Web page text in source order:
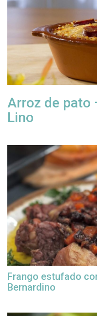
Arroz de pato
Lino
Frango estufado
Bernardino